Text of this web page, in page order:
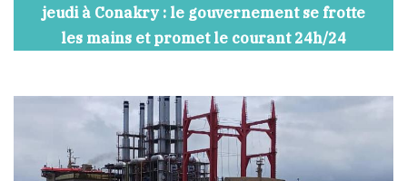
+224
WhatsApp
jeudi à Conakry : le gouvernement se frotte
les mains et promet le courant 24h/24